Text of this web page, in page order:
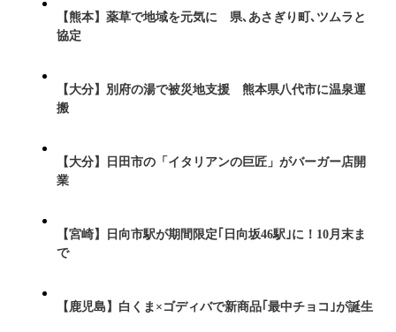
【熊本】薬草で地域を元気に 県､あさぎり町､ツムラと
協定
【大分】別府の湯で被災地支援 熊本県八代市に温泉運
搬
【大分】日田市の「イタリアンの巨匠」がバーガー店開
業
【宮崎】日向市駅が期間限定｢日向坂46駅｣に！10月末ま
で
【鹿児島】白くま×ゴディバで新商品｢最中チョコ｣が誕生